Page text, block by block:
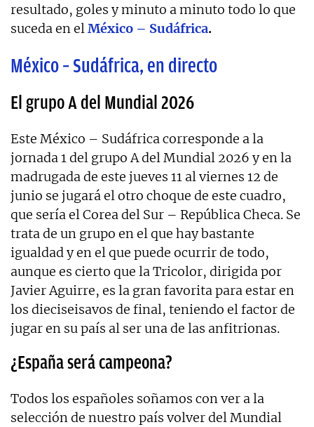
resultado, goles y minuto a minuto todo lo que
suceda en elMéxico – Sudáfrica.
México – Sudáfrica, en directo
El grupo A del Mundial 2026
Este México – Sudáfrica corresponde a la
jornada 1 del grupo A del Mundial 2026 y en la
madrugada de este jueves 11 al viernes 12 de
junio se jugará el otro choque de este cuadro,
que sería el Corea del Sur – República Checa. Se
trata de un grupo en el que hay bastante
igualdad y en el que puede ocurrir de todo,
aunque es cierto que la Tricolor, dirigida por
Javier Aguirre, es la gran favorita para estar en
los dieciseisavos de final, teniendo el factor de
jugar en su país al ser una de las anfitrionas.
¿España será campeona?
Todos los españoles soñamos con ver a la
selección de nuestro país volver del Mundial